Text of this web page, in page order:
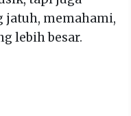
memahami,
lebih besar.